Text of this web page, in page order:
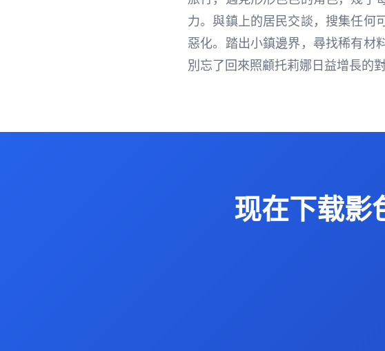
力。與鎮上的居民交談，搜集任何
惡化。踏出小鎮邊界，尋找稀有材
別忘了回來照顧托莉娜日益增長的
现在下载影